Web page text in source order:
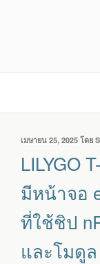
เขียน
เมษายน 25, 2025 โดย
LILYGO
มีหน้าจอ
ที่ใช้ชิป
และโมดูล